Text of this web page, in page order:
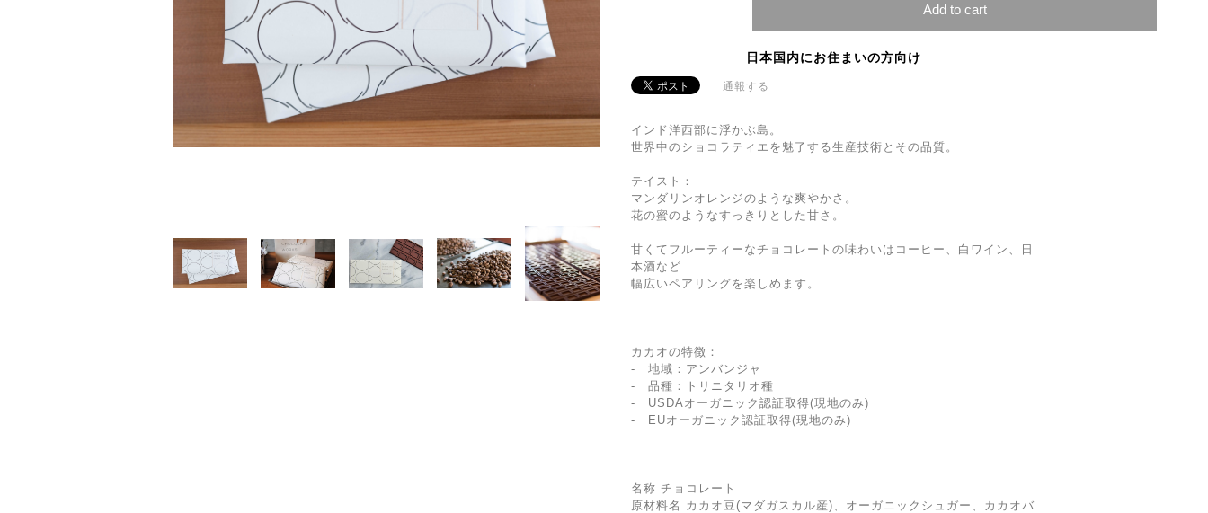
Add to cart
日本国内にお住まいの方向け
通報する
インド洋西部に浮かぶ島。
世界中のショコラティエを魅了する生産技術とその品質。
テイスト：
マンダリンオレンジのような爽やかさ。
花の蜜のようなすっきりとした甘さ。
甘くてフルーティーなチョコレートの味わいはコーヒー、白ワイン、日
本酒など
幅広いペアリングを楽しめます。
カカオの特徴：
- 地域：アンバンジャ
- 品種：トリニタリオ種
- USDAオーガニック認証取得(現地のみ)
- EUオーガニック認証取得(現地のみ)
名称 チョコレート
原材料名 カカオ豆(マダガスカル産)、オーガニックシュガー、カカオバ